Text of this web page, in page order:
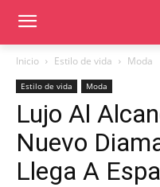
Inicio Estilo de vida Moda
Estilo de vida Moda
Lujo Al
Nuevo
Llega A